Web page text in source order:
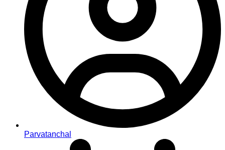
Parvatanchal